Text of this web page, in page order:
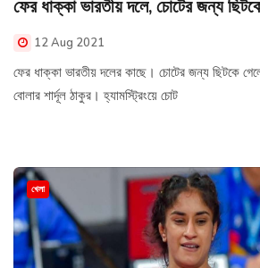
ফের ধাক্কা ভারতীয় দলে, চোটের জন্য
12 Aug 2021
ফের ধাক্কা ভারতীয় দলের কাছে। চোটের জন্য ছিটকে
বোলার শার্দূল ঠাকুর। হ্যামস্ট্রিংয়ে চোট
খেলা